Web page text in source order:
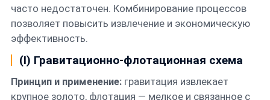
часто недостаточен. Комбинирование процессов
позволяет повысить извлечение и экономическую
эффективность.
(I) Гравитационно-флотационная схема
Принцип и применение:гравитация извлекает
крупное золото, флотация — мелкое и связанное с